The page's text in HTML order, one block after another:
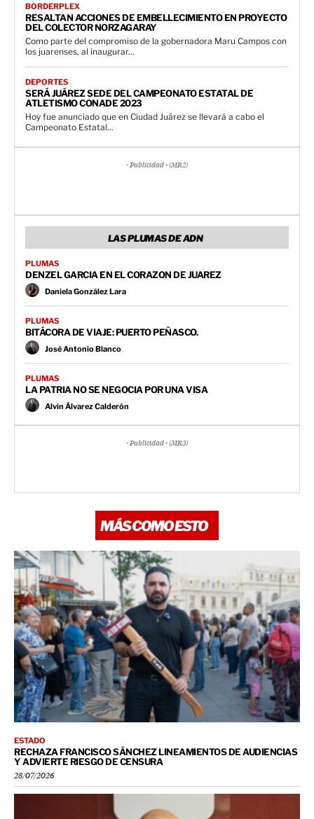
BORDERPLEX
RESALTAN ACCIONES DE EMBELLECIMIENTO EN PROYECTO
DEL COLECTOR NORZAGARAY
Como parte del compromiso de la gobernadora Maru Campos con
los juarenses, al inaugurar...
DEPORTES
SERÁ JUÁREZ SEDE DEL CAMPEONATO ESTATAL DE
ATLETISMO CONADE 2023
Hoy fue anunciado que en Ciudad Juárez se llevará a cabo el
Campeonato Estatal...
- Publicidad - (MR2)
LAS PLUMAS DE ADN
PLUMAS
DENZEL GARCIA EN EL CORAZON DE JUAREZ
Daniela González Lara
PLUMAS
BITÁCORA DE VIAJE: PUERTO PEÑASCO.
José Antonio Blanco
PLUMAS
LA PATRIA NO SE NEGOCIA POR UNA VISA
Alvin Álvarez Calderón
- Publicidad - (MR3)
MÁS COMO ESTO
ESTADO
RECHAZA FRANCISCO SÁNCHEZ LINEAMIENTOS DE AUDIENCIAS
Y ADVIERTE RIESGO DE CENSURA
28/07/2026